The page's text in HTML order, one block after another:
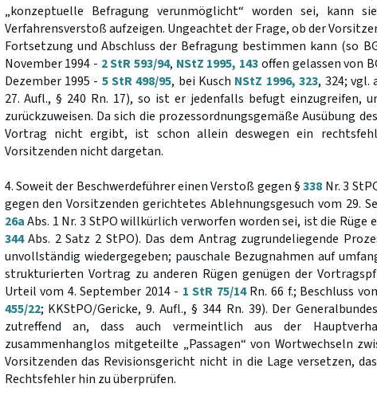
„konzeptuelle Befragung verunmöglicht“ worden sei, kann
Verfahrensverstoß aufzeigen. Ungeachtet der Frage, ob der
Fortsetzung und Abschluss der Befragung bestimmen kann (so
November 1994 - 2 StR 593/94, NStZ 1995, 143offen gelassen von
Dezember 1995 - 5 StR 498/95, bei Kusch NStZ 1996, 323, 324; vgl.
27. Aufl., § 240 Rn. 17), so ist er jedenfalls befugt einzugreifen,
zurückzuweisen. Da sich die prozessordnungsgemäße Ausübung
Vortrag nicht ergibt, ist schon allein deswegen ein
Vorsitzenden nicht dargetan.
4. Soweit der Beschwerdeführer einen Verstoß gegen §338 Nr. 3
gegen den Vorsitzenden gerichtetes Ablehnungsgesuch vom 29.
26aAbs. 1 Nr. 3 StPO willkürlich verworfen worden sei, ist die Rüge
344Abs. 2 Satz 2 StPO). Das dem Antrag zugrundeliegende
unvollständig wiedergegeben; pauschale Bezugnahmen auf
strukturierten Vortrag zu anderen Rügen genügen der
Urteil vom 4. September 2014 - 1 StR 75/14Rn. 66 f.; Beschluss
455/22; KKStPO/Gericke, 9. Aufl., § 344 Rn. 39). Der
zutreffend an, dass auch vermeintlich aus der
zusammenhanglos mitgeteilte „Passagen“ von Wortwechseln
Vorsitzenden das Revisionsgericht nicht in die Lage versetzen,
Rechtsfehler hin zu überprüfen.